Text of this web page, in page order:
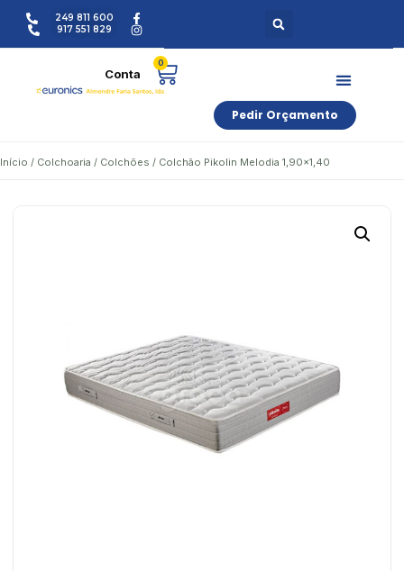
249 811 600
917 551 829
Pedir Orçamento
0
Início / Colchoaria / Colchões / Colchão Pikolin Melodia 1,90×1,40